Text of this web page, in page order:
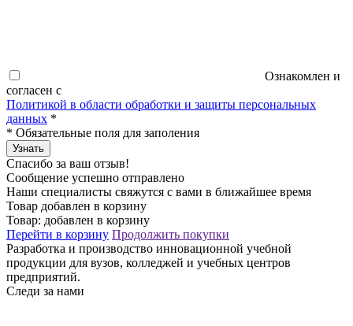
Ознакомлен и
согласен с
Политикой в области обработки и защиты персональных
данных *
* Обязательные поля для заполения
Узнать
Спасибо за ваш отзыв!
Сообщение успешно отправлено
Наши специалисты свяжутся с вами в ближайшее время
Товар добавлен в корзину
Товар: добавлен в корзину
Перейти в корзину Продолжить покупки
Разработка и производство инновационной учебной
продукции для вузов, колледжей и учебных центров
предприятий.
Следи за нами